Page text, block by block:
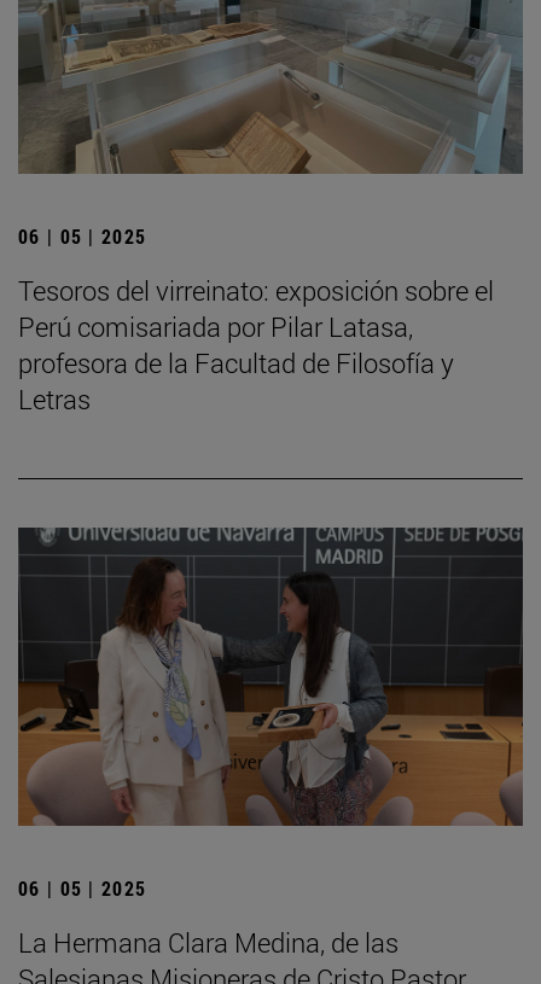
06 | 05 | 2025
Tesoros del virreinato: exposición sobre el
Perú comisariada por Pilar Latasa,
profesora de la Facultad de Filosofía y
Letras
06 | 05 | 2025
La Hermana Clara Medina, de las